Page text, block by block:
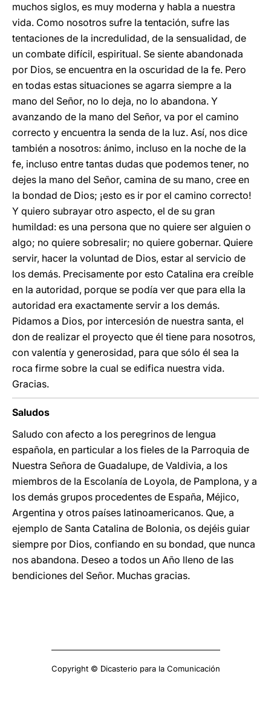
muchos siglos, es muy moderna y habla a nuestra
vida. Como nosotros sufre la tentación, sufre las
tentaciones de la incredulidad, de la sensualidad, de
un combate difícil, espiritual. Se siente abandonada
por Dios, se encuentra en la oscuridad de la fe. Pero
en todas estas situaciones se agarra siempre a la
mano del Señor, no lo deja, no lo abandona. Y
avanzando de la mano del Señor, va por el camino
correcto y encuentra la senda de la luz. Así, nos dice
también a nosotros: ánimo, incluso en la noche de la
fe, incluso entre tantas dudas que podemos tener, no
dejes la mano del Señor, camina de su mano, cree en
la bondad de Dios; ¡esto es ir por el camino correcto!
Y quiero subrayar otro aspecto, el de su gran
humildad: es una persona que no quiere ser alguien o
algo; no quiere sobresalir; no quiere gobernar. Quiere
servir, hacer la voluntad de Dios, estar al servicio de
los demás. Precisamente por esto Catalina era creíble
en la autoridad, porque se podía ver que para ella la
autoridad era exactamente servir a los demás.
Pidamos a Dios, por intercesión de nuestra santa, el
don de realizar el proyecto que él tiene para nosotros,
con valentía y generosidad, para que sólo él sea la
roca firme sobre la cual se edifica nuestra vida.
Gracias.
Saludos
Saludo con afecto a los peregrinos de lengua
española, en particular a los fieles de la Parroquia de
Nuestra Señora de Guadalupe, de Valdivia, a los
miembros de la Escolanía de Loyola, de Pamplona, y a
los demás grupos procedentes de España, Méjico,
Argentina y otros países latinoamericanos. Que, a
ejemplo de Santa Catalina de Bolonia, os dejéis guiar
siempre por Dios, confiando en su bondad, que nunca
nos abandona. Deseo a todos un Año lleno de las
bendiciones del Señor. Muchas gracias.
Copyright © Dicasterio para la Comunicación